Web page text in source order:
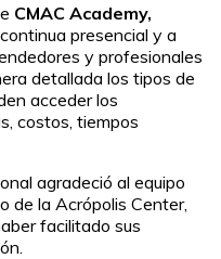
CMAC Academy,
presencial y a
y profesionales
detallada los tipos de
acceder los
costos, tiempos
agradeció al equipo
de la Acrópolis Center,
facilitado sus